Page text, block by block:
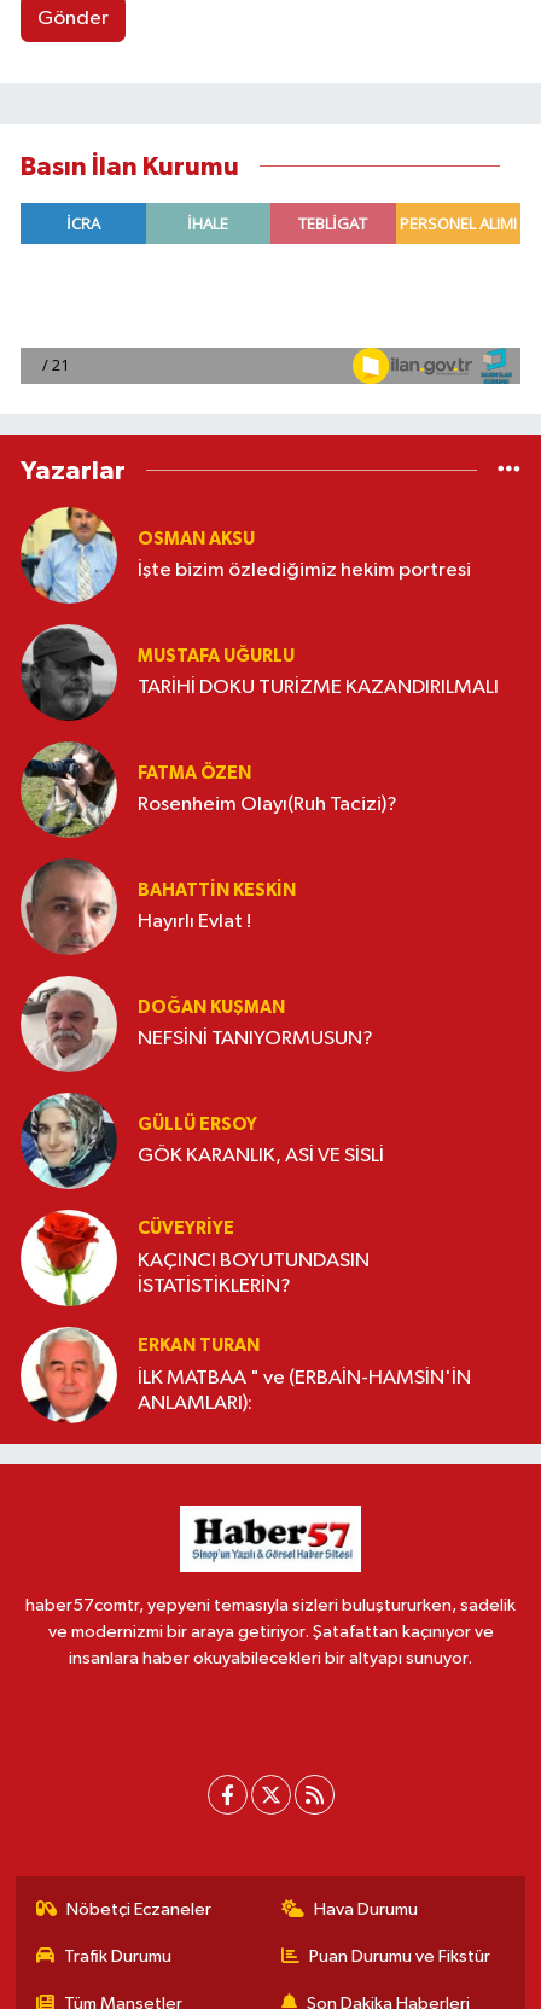
Gönder
Basın İlan Kurumu
Yazarlar
OSMAN AKSU
İşte bizim özlediğimiz hekim portresi
MUSTAFA UĞURLU
TARİHİ DOKU TURİZME KAZANDIRILMALI
FATMA ÖZEN
Rosenheim Olayı(Ruh Tacizi)?
BAHATTIN KESKİN
Hayırlı Evlat !
DOĞAN KUŞMAN
NEFSİNİ TANIYORMUSUN?
GÜLLÜ ERSOY
GÖK KARANLIK, ASİ VE SİSLİ
CÜVEYRIYE
KAÇINCI BOYUTUNDASIN
İSTATİSTİKLERİN?
ERKAN TURAN
İLK MATBAA " ve (ERBAİN-HAMSİN'İN
ANLAMLARI):
haber57comtr, yepyeni temasıyla sizleri buluştururken, sadelik
ve modernizmi bir araya getiriyor. Şatafattan kaçınıyor ve
insanlara haber okuyabilecekleri bir altyapı sunuyor.
Nöbetçi Eczaneler Hava Durumu
Trafik Durumu Puan Durumu ve Fikstür
Tüm Manşetler Son Dakika Haberleri